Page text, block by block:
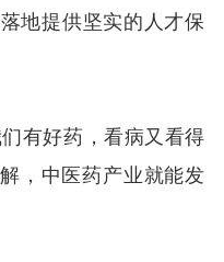
地提供坚实的人才保
有好药，看病又看得
，中医药产业就能发